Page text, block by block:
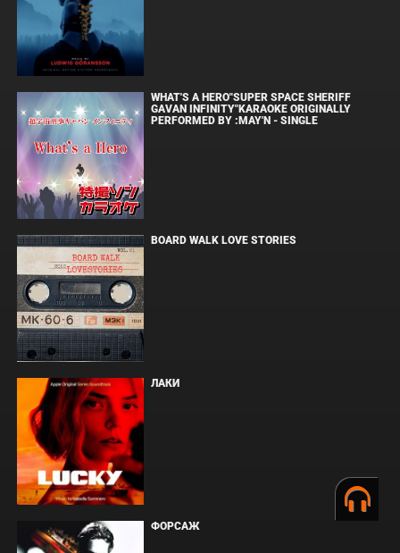
WHAT'S A HERO"SUPER SPACE SHERIFF
GAVAN INFINITY"KARAOKE ORIGINALLY
PERFORMED BY :MAY'N - SINGLE
BOARD WALK LOVE STORIES
ЛАКИ
ФОРСАЖ